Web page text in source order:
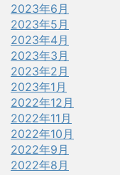
2023年6月
2023年5月
2023年4月
2023年3月
2023年2月
2023年1月
2022年12月
2022年11月
2022年10月
2022年9月
2022年8月